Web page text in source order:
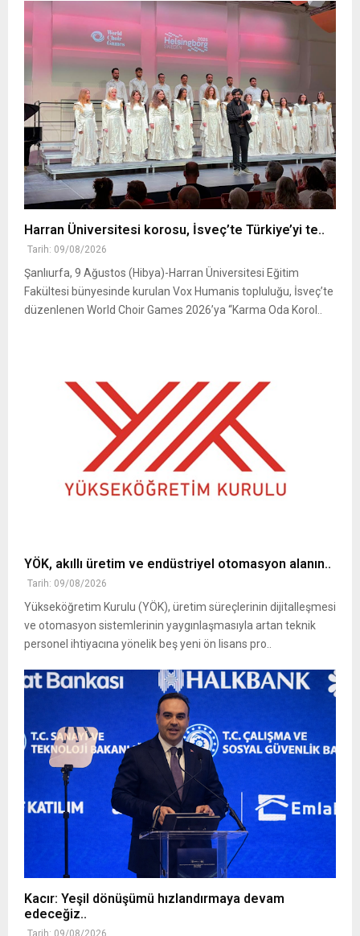
Harran Üniversitesi korosu, İsveç’te Türkiye’yi te..
Tarih: 09/08/2026
Şanlıurfa, 9 Ağustos (Hibya)-Harran Üniversitesi Eğitim
Fakültesi bünyesinde kurulan Vox Humanis topluluğu, İsveç’te
düzenlenen World Choir Games 2026’ya “Karma Oda Korol..
YÖK, akıllı üretim ve endüstriyel otomasyon alanın..
Tarih: 09/08/2026
Yükseköğretim Kurulu (YÖK), üretim süreçlerinin dijitalleşmesi
ve otomasyon sistemlerinin yaygınlaşmasıyla artan teknik
personel ihtiyacına yönelik beş yeni ön lisans pro..
Kacır: Yeşil dönüşümü hızlandırmaya devam
edeceğiz..
Tarih: 09/08/2026